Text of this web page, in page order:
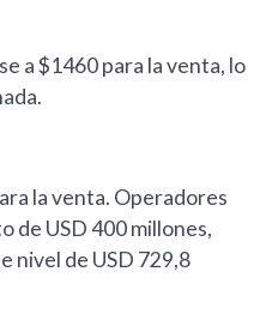
a $1460 para la venta, lo
la venta. Operadores
de USD 400 millones,
nivel de USD 729,8